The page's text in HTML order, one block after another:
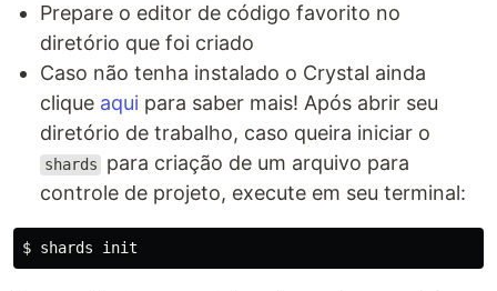
Prepare o editor de código favorito no
diretório que foi criado
Caso não tenha instalado o Crystal ainda
clique aqui para saber mais! Após abrir seu
diretório de trabalho, caso queira iniciar o
shards
para criação de um arquivo para
controle de projeto, execute em seu terminal:
$